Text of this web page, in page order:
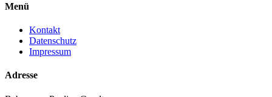
Menü
Kontakt
Datenschutz
Impressum
Adresse